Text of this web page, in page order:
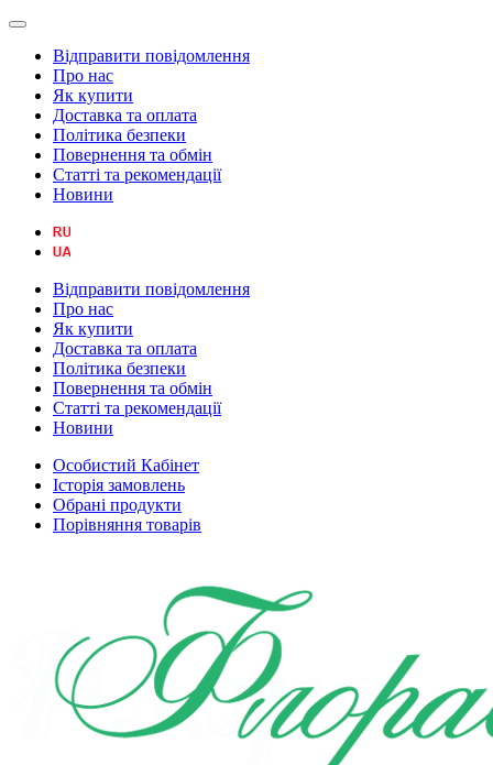
Відправити повідомлення
Про нас
Як купити
Доставка та оплата
Політика безпеки
Повернення та обмін
Статті та рекомендації
Новини
Відправити повідомлення
Про нас
Як купити
Доставка та оплата
Політика безпеки
Повернення та обмін
Статті та рекомендації
Новини
Особистий Кабінет
Історія замовлень
Обрані продукти
Порівняння товарів